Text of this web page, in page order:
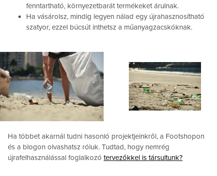
fenntartható, környezetbarát termékeket árulnak.
Ha vásárolsz, mindig legyen nálad egy újrahasznosítható
szatyor, ezzel búcsút inthetsz a műanyagzacskóknak.
Ha többet akarnál tudni hasonló projektjeinkről, a Footshopon
és a blogon olvashatsz róluk. Tudtad, hogy nemrég
újrafelhasználással foglalkozó tervezőkkel is társultunk?